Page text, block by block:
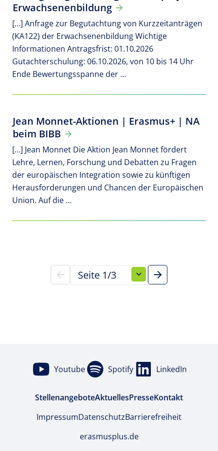
Erwachsenenbildung
[…] Anfrage zur Begutachtung von Kurzzeitanträgen
(KA122) der Erwachsenenbildung Wichtige
Informationen Antragsfrist: 01.10.2026
Gutachterschulung: 06.10.2026, von 10 bis 14 Uhr
Ende Bewertungsspanne der …
Jean Monnet-Aktionen | Erasmus+ | NA
beim BIBB
[…] Jean Monnet Die Aktion Jean Monnet fördert
Lehre, Lernen, Forschung und Debatten zu Fragen
der europäischen Integration sowie zu künftigen
Herausforderungen und Chancen der Europäischen
Union. Auf die …
Seite wechseln
Youtube Spotify LinkedIn
StellenangeboteAktuellesPresseKontakt
ImpressumDatenschutzBarrierefreiheit
erasmusplus.de